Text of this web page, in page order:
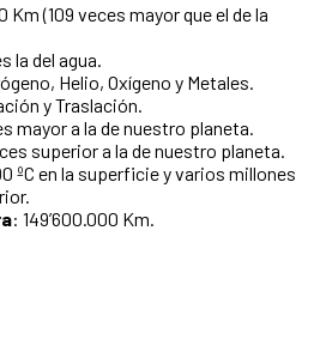
Km (109 veces mayor que el de la
la del agua.
Helio, Oxígeno y Metales.
y Traslación.
mayor a la de nuestro planeta.
superior a la de nuestro planeta.
ºC en la superficie y varios millones
: 149’600.000 Km.